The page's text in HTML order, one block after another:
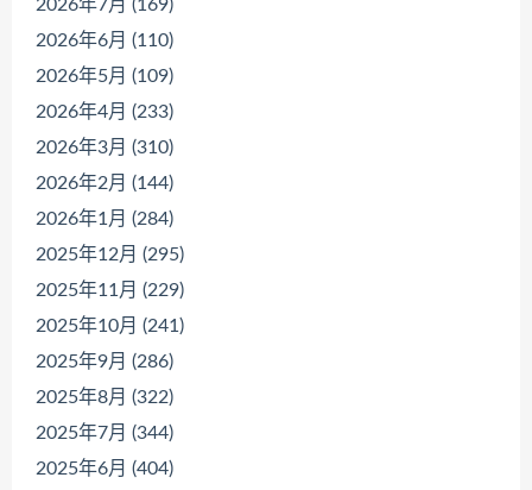
2026年7月 (169)
2026年6月 (110)
2026年5月 (109)
2026年4月 (233)
2026年3月 (310)
2026年2月 (144)
2026年1月 (284)
2025年12月 (295)
2025年11月 (229)
2025年10月 (241)
2025年9月 (286)
2025年8月 (322)
2025年7月 (344)
2025年6月 (404)